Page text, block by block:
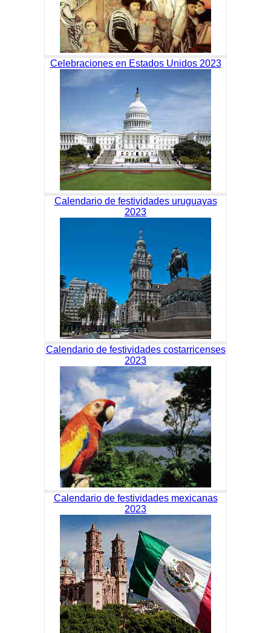
Celebraciones en Estados Unidos 2023
Calendario de festividades uruguayas
2023
Calendario de festividades costarricenses
2023
Calendario de festividades mexicanas
2023